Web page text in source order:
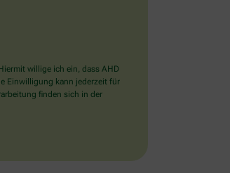
willige ich ein, dass AHD
Einwilligung kann jederzeit für
finden sich in der